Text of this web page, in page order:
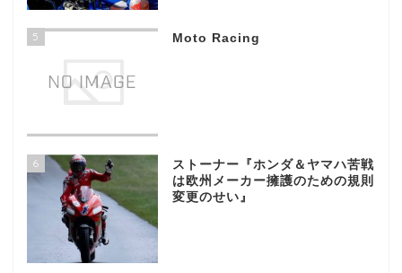
5 Moto Racing
6
ストーナー『ホンダ＆ヤマハ苦戦
は欧州メーカー擁護のための規則
変更のせい』